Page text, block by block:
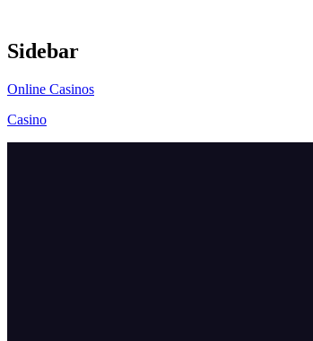
Sidebar
Online Casinos
Casino